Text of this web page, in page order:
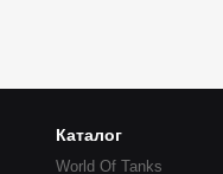
Каталог
World Of Tanks